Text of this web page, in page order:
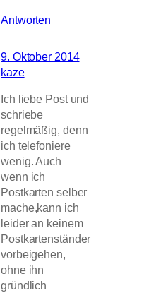
Antworten
9. Oktober 2014
kaze
Ich liebe Post und
schriebe
regelmäßig, denn
ich telefoniere
wenig. Auch
wenn ich
Postkarten selber
mache,kann ich
leider an keinem
Postkartenständer
vorbeigehen,
ohne ihn
gründlich